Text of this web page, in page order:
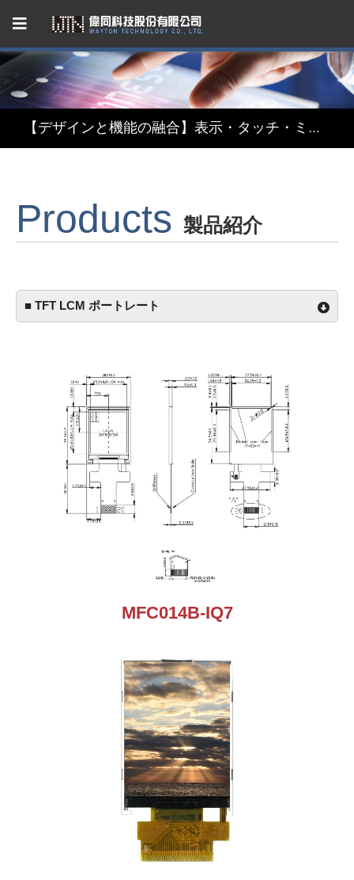
Capacitive Touch Panel developed by WAYTON
【デザインと機能の融合】表示・タッチ・ミラーを融合したインテリジェント3in1ディスプレイモジュール
Products 製品紹介
■ TFT LCM ポートレート
MFC014B-IQ7